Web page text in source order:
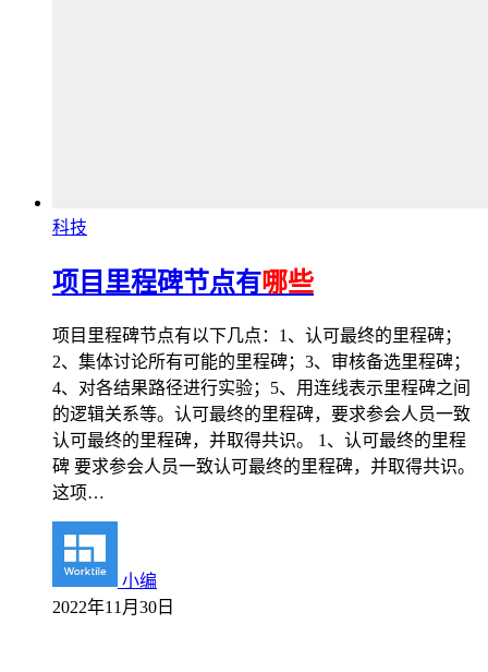
科技
项目里程碑节点有哪些
项目里程碑节点有以下几点：1、认可最终的里程碑；
2、集体讨论所有可能的里程碑；3、审核备选里程碑；
4、对各结果路径进行实验；5、用连线表示里程碑之间
的逻辑关系等。认可最终的里程碑，要求参会人员一致
认可最终的里程碑，并取得共识。 1、认可最终的里程
碑 要求参会人员一致认可最终的里程碑，并取得共识。
这项…
小编
2022年11月30日